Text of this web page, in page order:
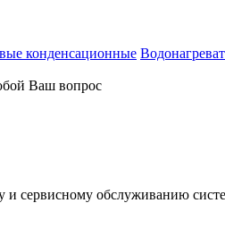
конденсационные
Ваш вопрос
сервисному обслуживанию